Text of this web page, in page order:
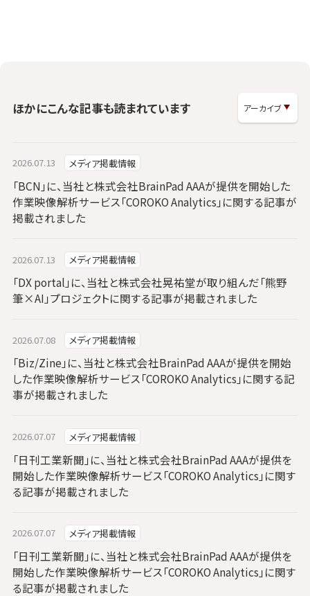
ほかにこんな記事も読まれています
2026.07.13 メディア掲載情報
「BCN」に、当社と株式会社BrainPad AAAが提供を開始した
作業映像解析サービス「COROKO Analytics」に関する記事が
掲載されました
2026.07.13 メディア掲載情報
「DX portal」に、当社と株式会社晃祐堂が取り組んだ「熊野
筆×AI」プロジェクトに関する記事が掲載されました
2026.07.08 メディア掲載情報
「Biz/Zine」に、当社と株式会社BrainPad AAAが提供を開始
した作業映像解析サービス「COROKO Analytics」に関する記
事が掲載されました
2026.07.07 メディア掲載情報
「日刊工業新聞」に、当社と株式会社BrainPad AAAが提供を
開始した作業映像解析サービス「COROKO Analytics」に関す
る記事が掲載されました
2026.07.07 メディア掲載情報
「日刊工業新聞」に、当社と株式会社BrainPad AAAが提供を
開始した作業映像解析サービス「COROKO Analytics」に関す
る記事が掲載されました